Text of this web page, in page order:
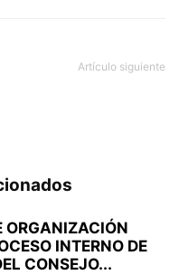
Artículo siguiente
ORGANIZACIÓN
INTERNO DE
CONSEJO...